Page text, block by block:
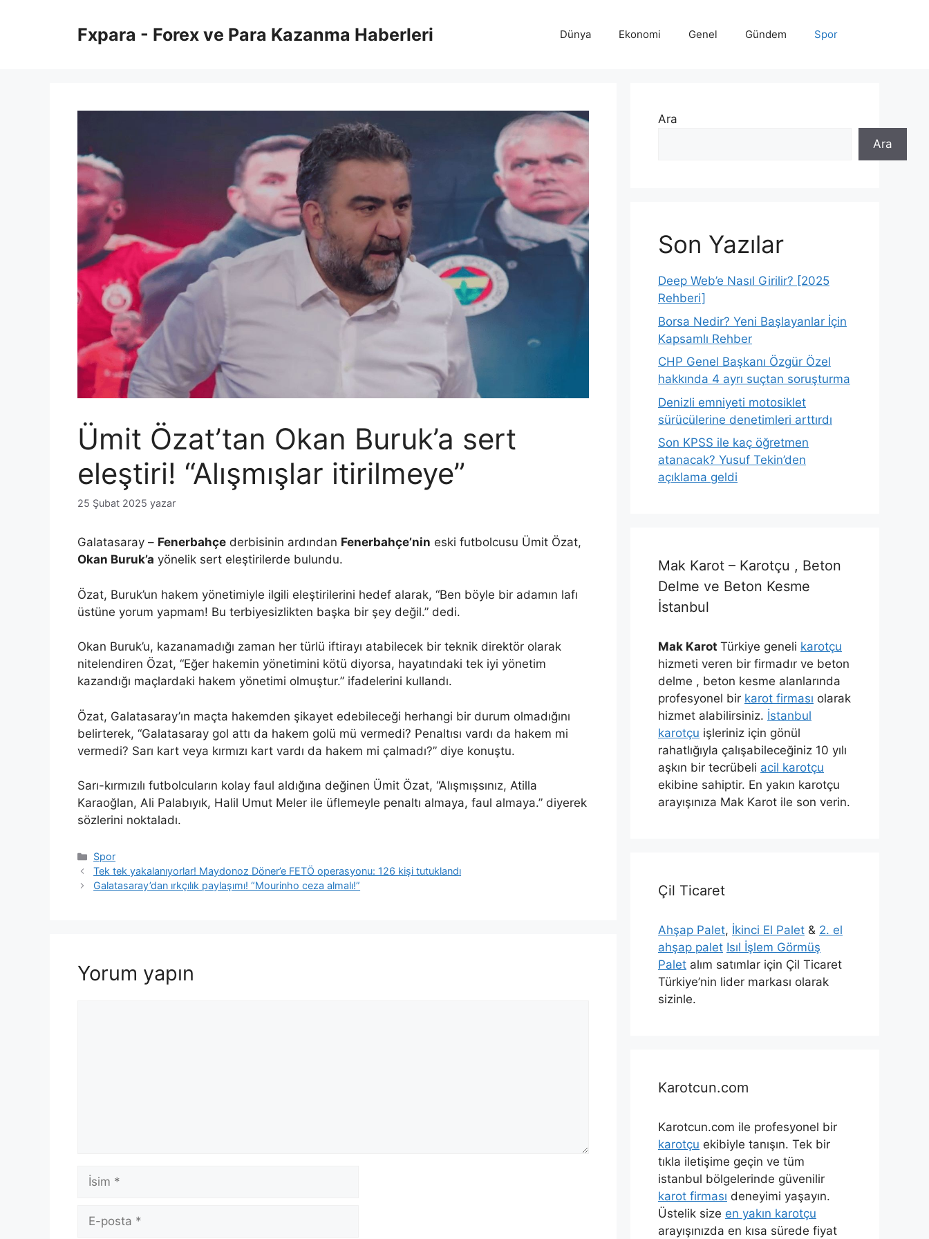
Fxpara - Forex ve Para Kazanma Haberleri Dünya Ekonomi Genel Gündem Spor
Ümit Özat’tan Okan Buruk’a sert
eleştiri! “Alışmışlar itirilmeye”
25 Şubat 2025 yazar
Galatasaray – Fenerbahçe derbisinin ardından Fenerbahçe’nin eski futbolcusu Ümit Özat,
Okan Buruk’a yönelik sert eleştirilerde bulundu.
Özat, Buruk’un hakem yönetimiyle ilgili eleştirilerini hedef alarak, “Ben böyle bir adamın lafı
üstüne yorum yapmam! Bu terbiyesizlikten başka bir şey değil.” dedi.
Okan Buruk’u, kazanamadığı zaman her türlü iftirayı atabilecek bir teknik direktör olarak
nitelendiren Özat, “Eğer hakemin yönetimini kötü diyorsa, hayatındaki tek iyi yönetim
kazandığı maçlardaki hakem yönetimi olmuştur.” ifadelerini kullandı.
Özat, Galatasaray’ın maçta hakemden şikayet edebileceği herhangi bir durum olmadığını
belirterek, “Galatasaray gol attı da hakem golü mü vermedi? Penaltısı vardı da hakem mi
vermedi? Sarı kart veya kırmızı kart vardı da hakem mi çalmadı?” diye konuştu.
Sarı-kırmızılı futbolcuların kolay faul aldığına değinen Ümit Özat, “Alışmışsınız, Atilla
Karaoğlan, Ali Palabıyık, Halil Umut Meler ile üflemeyle penaltı almaya, faul almaya.” diyerek
sözlerini noktaladı.
Kategoriler
Spor
Tek tek yakalanıyorlar! Maydonoz Döner’e FETÖ operasyonu: 126 kişi tutuklandı
Galatasaray’dan ırkçılık paylaşımı! “Mourinho ceza almalı!”
Yorum yapın
İsim
posta
Ara
Ara
Son Yazılar
Deep Web’e Nasıl Girilir? [2025
Rehberi]
Borsa Nedir? Yeni Başlayanlar İçin
Kapsamlı Rehber
CHP Genel Başkanı Özgür Özel
hakkında 4 ayrı suçtan soruşturma
Denizli emniyeti motosiklet
sürücülerine denetimleri arttırdı
Son KPSS ile kaç öğretmen
atanacak? Yusuf Tekin’den
açıklama geldi
Mak Karot – Karotçu , Beton
Delme ve Beton Kesme
İstanbul
Mak Karot Türkiye geneli karotçu
hizmeti veren bir firmadır ve beton
delme , beton kesme alanlarında
profesyonel bir karot firması olarak
hizmet alabilirsiniz. İstanbul
karotçu işleriniz için gönül
rahatlığıyla çalışabileceğiniz 10 yılı
aşkın bir tecrübeli acil karotçu
ekibine sahiptir. En yakın karotçu
arayışınıza Mak Karot ile son verin.
Çil Ticaret
Ahşap Palet, İkinci El Palet & 2. el
ahşap palet Isıl İşlem Görmüş
Palet alım satımlar için Çil Ticaret
Türkiye’nin lider markası olarak
sizinle.
Karotcun.com
Karotcun.com ile profesyonel bir
karotçu ekibiyle tanışın. Tek bir
tıkla iletişime geçin ve tüm
istanbul bölgelerinde güvenilir
karot firması deneyimi yaşayın.
Üstelik size en yakın karotçu
arayışınızda en kısa sürede fiyat